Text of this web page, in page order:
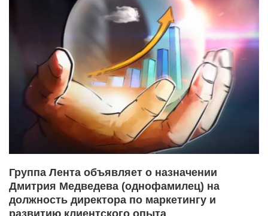
Группа Лента объявляет о назначении
Дмитрия Медведева (однофамилец) на
должность директора по маркетингу и
развитию клиентского опыта